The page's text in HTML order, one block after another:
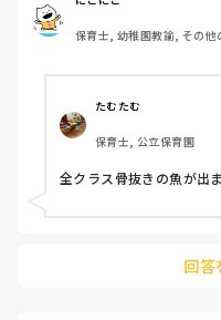
関西に居るのもあるのか
事は無いのかも…とか、
か、なかなか難しいです
保育士, 幼稚園教諭, その
たむたむ
保育士, 公立保育園
全クラス骨抜きの魚が出
回答